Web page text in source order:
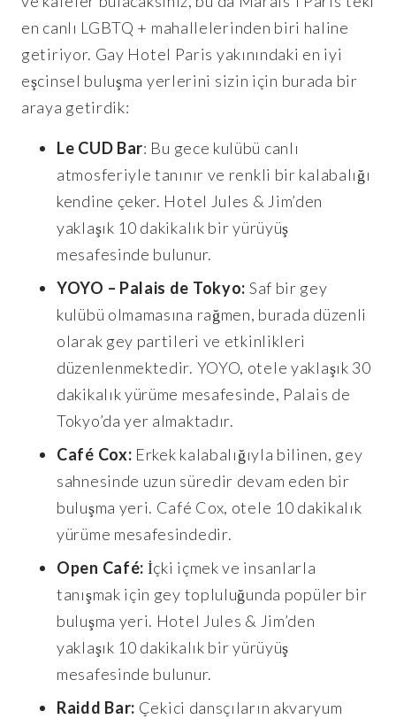
en canlı LGBTQ + mahallelerinden biri haline
getiriyor. Gay Hotel Paris yakınındaki en iyi
eşcinsel buluşma yerlerini sizin için burada bir
araya getirdik:
Le CUD Bar: Bu gece kulübü canlı
atmosferiyle tanınır ve renkli bir kalabalığı
kendine çeker. Hotel Jules & Jim’den
yaklaşık 10 dakikalık bir yürüyüş
mesafesinde bulunur.
YOYO – Palais de Tokyo: Saf bir gey
kulübü olmamasına rağmen, burada düzenli
olarak gey partileri ve etkinlikleri
düzenlenmektedir. YOYO, otele yaklaşık 30
dakikalık yürüme mesafesinde, Palais de
Tokyo’da yer almaktadır.
Café Cox: Erkek kalabalığıyla bilinen, gey
sahnesinde uzun süredir devam eden bir
buluşma yeri. Café Cox, otele 10 dakikalık
yürüme mesafesindedir.
Open Café: İçki içmek ve insanlarla
tanışmak için gey topluluğunda popüler bir
buluşma yeri. Hotel Jules & Jim’den
yaklaşık 10 dakikalık bir yürüyüş
mesafesinde bulunur.
Raidd Bar: Çekici dansçıların akvaryum